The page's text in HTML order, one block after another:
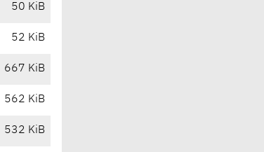
50 KiB
52 KiB
667 KiB
562 KiB
532 KiB